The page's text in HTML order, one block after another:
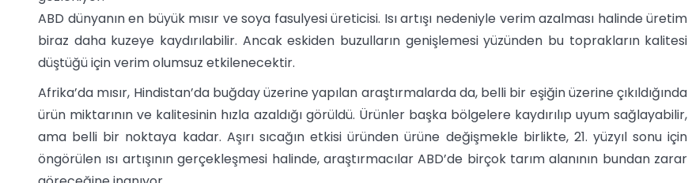
ABD dünyanın en büyük mısır ve soya fasulyesi üreticisi. Isı artışı nedeniyle verim azalması halinde üretim
biraz daha kuzeye kaydırılabilir. Ancak eskiden buzulların genişlemesi yüzünden bu toprakların kalitesi
düştüğü için verim olumsuz etkilenecektir.
Afrika’da mısır, Hindistan’da buğday üzerine yapılan araştırmalarda da, belli bir eşiğin üzerine çıkıldığında
ürün miktarının ve kalitesinin hızla azaldığı görüldü. Ürünler başka bölgelere kaydırılıp uyum sağlayabilir,
ama belli bir noktaya kadar. Aşırı sıcağın etkisi üründen ürüne değişmekle birlikte, 21. yüzyıl sonu için
öngörülen ısı artışının gerçekleşmesi halinde, araştırmacılar ABD’de birçok tarım alanının bundan zarar